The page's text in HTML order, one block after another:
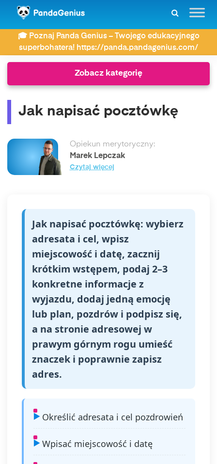
🎓 Poznaj Panda Genius – Twojego edukacyjnego
superbohatera! https://panda.pandagenius.com/
ZDAY Najczęściej wyszukiwane
Jak napisać pocztówkę
Zobacz kategorię
Jak napisać pocztówkę
Opiekun merytoryczny:
Marek Lepczak
Czytaj więcej
Jak napisać pocztówkę: wybierz
adresata i cel, wpisz
miejscowość i datę, zacznij
krótkim wstępem, podaj 2–3
konkretne informacje z
wyjazdu, dodaj jedną emocję
lub plan, pozdrów i podpisz się,
a na stronie adresowej w
prawym górnym rogu umieść
znaczek i poprawnie zapisz
adres.
Określić adresata i cel pozdrowień
Wpisać miejscowość i datę